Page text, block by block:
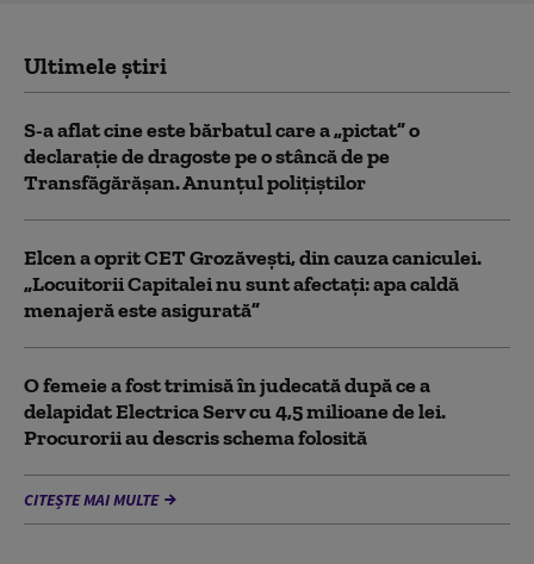
Ultimele știri
S-a aflat cine este bărbatul care a „pictat” o
declarație de dragoste pe o stâncă de pe
Transfăgărășan. Anunțul polițiștilor
Elcen a oprit CET Grozăveşti, din cauza caniculei.
„Locuitorii Capitalei nu sunt afectați: apa caldă
menajeră este asigurată”
O femeie a fost trimisă în judecată după ce a
delapidat Electrica Serv cu 4,5 milioane de lei.
Procurorii au descris schema folosită
CITEȘTE MAI MULTE